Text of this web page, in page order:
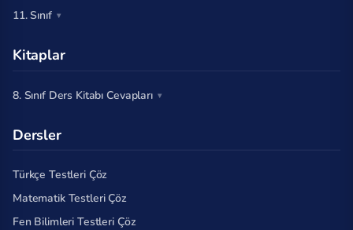
11. Sınıf
Kitaplar
8. Sınıf Ders Kitabı Cevapları
Dersler
Türkçe Testleri Çöz
Matematik Testleri Çöz
Fen Bilimleri Testleri Çöz